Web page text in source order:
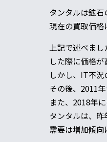
タンタルは鉱石
現在の買取価格
上記で述べま
した際に価格が
しかし、IT不況
その後、2011
また、2018年
タンタルは、昨
需要は増加傾向